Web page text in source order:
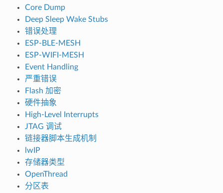
Core Dump
Deep Sleep Wake Stubs
错误处理
ESP-BLE-MESH
ESP-WIFI-MESH
Event Handling
严重错误
Flash 加密
硬件抽象
High-Level Interrupts
JTAG 调试
链接器脚本生成机制
lwIP
存储器类型
OpenThread
分区表